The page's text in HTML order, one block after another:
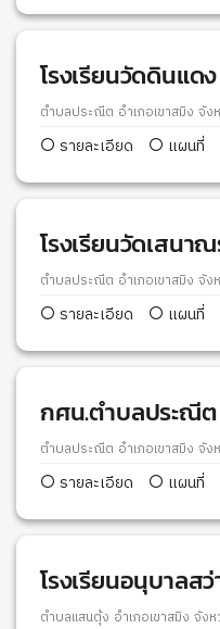
โรงเรียนวัดดินแดง
ตำบลประณีต อำเภอเขาสมิง จั
รายละเอียด แผนที่
โรงเรียนวัดเสนา
ตำบลประณีต อำเภอเขาสมิง จั
รายละเอียด แผนที่
กศน.ตำบลประณีต
ตำบลประณีต อำเภอเขาสมิง จั
รายละเอียด แผนที่
โรงเรียนอนุบาลสว่
ตำบลแสนตุ้ง อำเภอเขาสมิง จัง